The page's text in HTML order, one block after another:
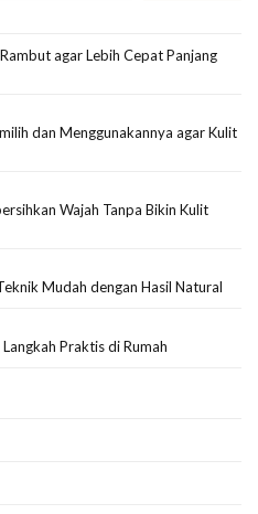
agar Lebih Cepat Panjang
dan Menggunakannya agar Kulit
Wajah Tanpa Bikin Kulit
Mudah dengan Hasil Natural
Praktis di Rumah